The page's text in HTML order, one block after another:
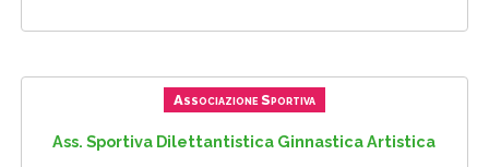
Associazione Sportiva
Ass. Sportiva Dilettantistica Ginnastica Artistica